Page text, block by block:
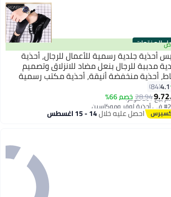
المنتجات
أحذية جلدية رسمية للأعمال للرجال، أحذية
مدببة للرجال بنعل مضاد للانزلاق وتصميم
أحذية منخفضة أنيقة، أحذية مكتب رسمية
للرجال، مناسبة للمناسبات الرسمية، الأسود 4.1
84
9.72
28.94خصم 66%
#2 في أحذية لوفر وموكاسين
تم بيع +20 مؤخرًا
#2 في أحذية لوفر وموكاسين
احصل عليه خلال14 - 15 اغسطس